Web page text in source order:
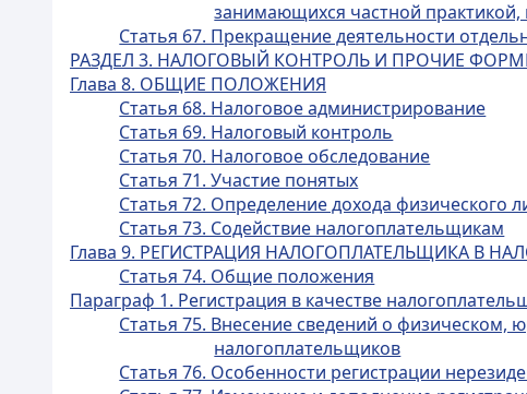
занимающихся частной
Статья 67. Прекращение деятельности
РАЗДЕЛ 3. НАЛОГОВЫЙ КОНТРОЛЬ И ПРОЧИЕ
Глава 8. ОБЩИЕ ПОЛОЖЕНИЯ
Статья 68. Налоговое администрирование
Статья 69. Налоговый контроль
Статья 70. Налоговое обследование
Статья 71. Участие понятых
Статья 72. Определение дохода
Статья 73. Содействие налогоплательщикам
Глава 9. РЕГИСТРАЦИЯ НАЛОГОПЛАТЕЛЬЩИКА В
Статья 74. Общие положения
Параграф 1. Регистрация в качестве
Статья 75. Внесение сведений о физическом,
налогоплательщиков
Статья 76. Особенности регистрации